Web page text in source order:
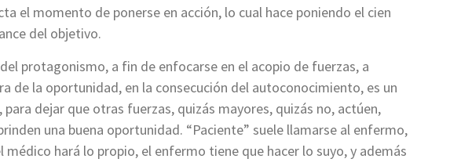
el momento de ponerse en acción, lo cual hace poniendo el cien
del objetivo.
protagonismo, a fin de enfocarse en el acopio de fuerzas, a
de la oportunidad, en la consecución del autoconocimiento, es un
dejar que otras fuerzas, quizás mayores, quizás no, actúen,
una buena oportunidad. “Paciente” suele llamarse al enfermo,
hará lo propio, el enfermo tiene que hacer lo suyo, y además